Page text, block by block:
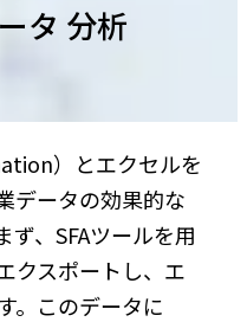
タ 分析
）とエクセルを
データの効果的な
ず、SFAツールを用
クスポートし、エ
。このデータに